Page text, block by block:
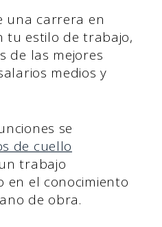
una carrera en
tu estilo de trabajo,
de las mejores
medios y
se
de cuello
trabajo
en el conocimiento
de obra.